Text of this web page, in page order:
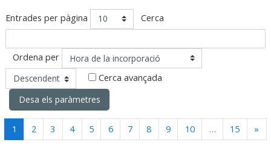
Entrades per pàgina Cerca
Ordena per
Cerca avançada
1 (current)
2 3 4 5 6 7 8 9 10 … 15 »